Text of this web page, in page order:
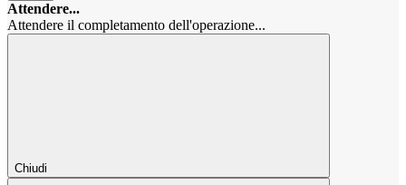
Attendere...
Attendere il completamento dell'operazione...
Chiudi